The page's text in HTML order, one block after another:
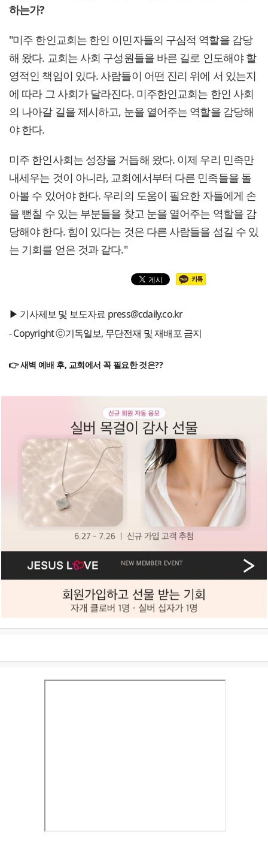
하는가?
"미주 한인교회는 한인 이민자들의 구심적 역할을 감당
해 왔다. 교회는 사회 구성원들을 바른 길로 인도해야 할
영적인 책임이 있다. 사람들이 어떤 진리 위에 서 있는지
에 따라 그 사회가 달라진다. 미주한인교회는 한인 사회
의 나아갈 길을 제시하고, 눈을 열어주는 역할을 감당해
야 한다.
미주 한인사회는 성장을 거듭해 왔다. 이제 우리 민족만
내세우는 것이 아니라, 교회에서부터 다른 민족들을 돌
아볼 수 있어야 한다. 우리의 도움이 필요한 자들에게 손
을 뻗칠 수 있는 부분들을 찾고 눈을 열어주는 역할을 감
당해야 한다. 힘이 있다는 것은 다른 사람들을 섬길 수 있
는 기회를 얻은 것과 같다."
▶ 기사제보 및 보도자료 press@cdaily.co.kr
- Copyright ⓒ기독일보, 무단전재 및 재배포 금지
👉 새벽 예배 후, 교회에서 꼭 필요한 것은??